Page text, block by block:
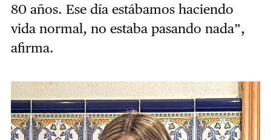
80 años. Ese día estábamos haciendo
vida normal, no estaba pasando nada”,
afirma.